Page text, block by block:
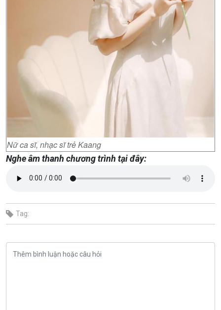
Nữ ca sĩ, nhạc sĩ trẻ Kaang
Nghe âm thanh chương trình tại đây:
Tag: